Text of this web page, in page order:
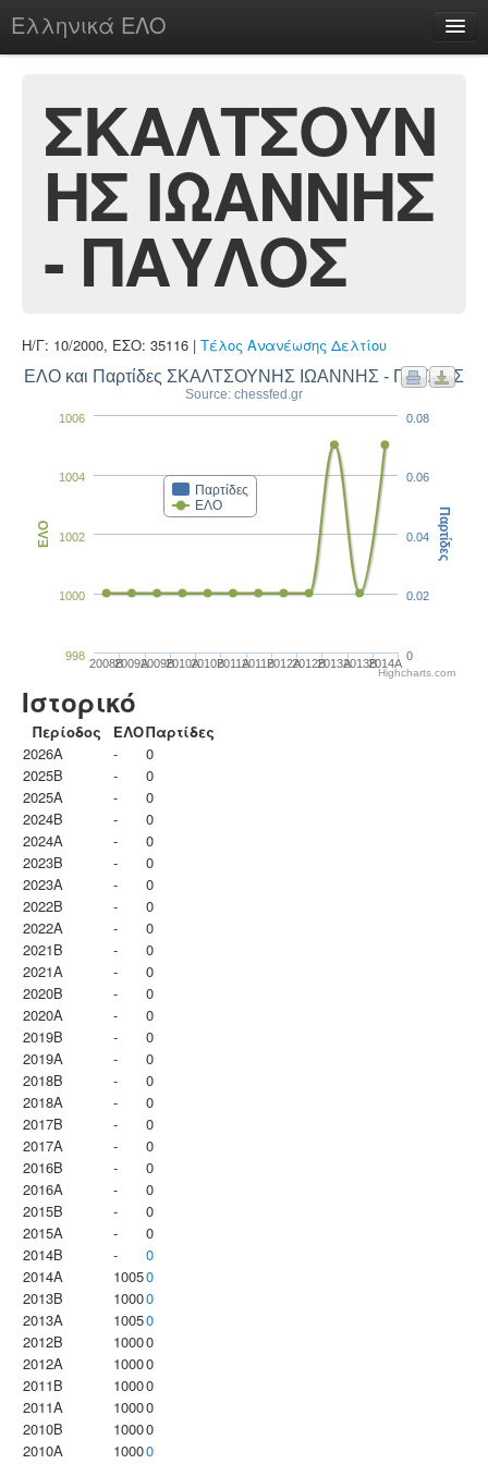
Ελληνικά ΕΛΟ
chesstu.be @ discord
Login
ΣΚΑΛΤΣΟΥΝ
ΗΣ ΙΩΑΝΝΗΣ
- ΠΑΥΛΟΣ
Η/Γ: 10/2000, ΕΣΟ: 35116 | Τέλος Ανανέωσης Δελτίου
ΕΛΟ και Παρτίδες ΣΚΑΛΤΣΟΥΝΗΣ ΙΩΑΝΝΗΣ - ΠΑΥΛΟΣ
Source: chessfed.gr
Παρτίδες
ΕΛΟ
2008B2009A2009B2010A2010B2011A2011B2012A2012B2013A2013B2014A
1000
1002
1004
1006
998
ΕΛΟ
0
0.02
0.04
0.06
0.08
Παρτίδες
Highcharts.com
Ιστορικό
Περίοδος ΕΛΟΠαρτίδες
2026A
-
0
2025B
-
0
2025A
-
0
2024B
-
0
2024A
-
0
2023B
-
0
2023Α
-
0
2022B
-
0
2022A
-
0
2021B
-
0
2021A
-
0
2020B
-
0
2020A
-
0
2019B
-
0
2019A
-
0
2018B
-
0
2018A
-
0
2017B
-
0
2017A
-
0
2016B
-
0
2016A
-
0
2015B
-
0
2015A
-
0
2014B
-
0
2014A
10050
2013B
10000
2013A
10050
2012B
10000
2012A
10000
2011B
10000
2011A
10000
2010B
10000
2010A
10000